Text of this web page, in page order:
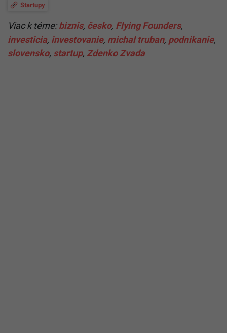
Startupy
Viac k téme:biznis, česko, Flying Founders,
investicia, investovanie, michal truban, podnikanie,
slovensko, startup, Zdenko Zvada